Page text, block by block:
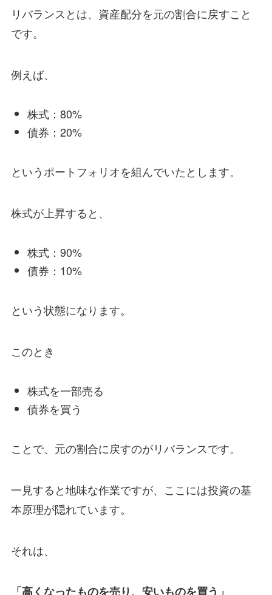
リバランスとは、資産配分を元の割合に戻すこと
です。
例えば、
株式：80%
債券：20%
というポートフォリオを組んでいたとします。
株式が上昇すると、
株式：90%
債券：10%
という状態になります。
このとき
株式を一部売る
債券を買う
ことで、元の割合に戻すのがリバランスです。
一見すると地味な作業ですが、ここには投資の基
本原理が隠れています。
それは、
「高くなったものを売り、安いものを買う」